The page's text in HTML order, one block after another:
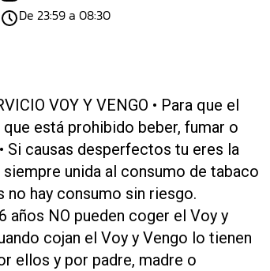
De 23:59 a 08:30
VOY Y VENGO • Para que el
está prohibido beber, fumar o
Si causas desperfectos tu eres la
unida al consumo de tabaco
no hay consumo sin riesgo.
años NO pueden coger el Voy y
cojan el Voy y Vengo lo tienen
ellos y por padre, madre o